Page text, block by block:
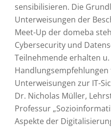
sensibilisieren. Die
Unterweisungen der
Meet-Up der domeba
Cybersecurity und
Teilnehmende erhalten u.
Unterweisungen zur IT-
Dr. Nicholas Müller,
Professur
Aspekte der